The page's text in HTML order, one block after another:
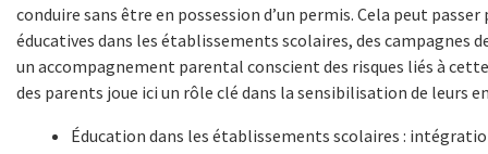
conduire sans être en possession d’un permis. Cela peut passer
éducatives dans les établissements scolaires, des campagnes
un accompagnement parental conscient des risques liés à
des parents joue ici un rôle clé dans la sensibilisation de leurs
Éducation dans les établissements scolaires :